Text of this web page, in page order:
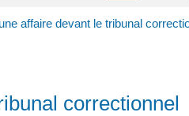
affaire devant le tribunal
correctionnel